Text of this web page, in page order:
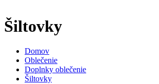
Šiltovky
Domov
Oblečenie
Doplnky oblečenie
Šiltovky